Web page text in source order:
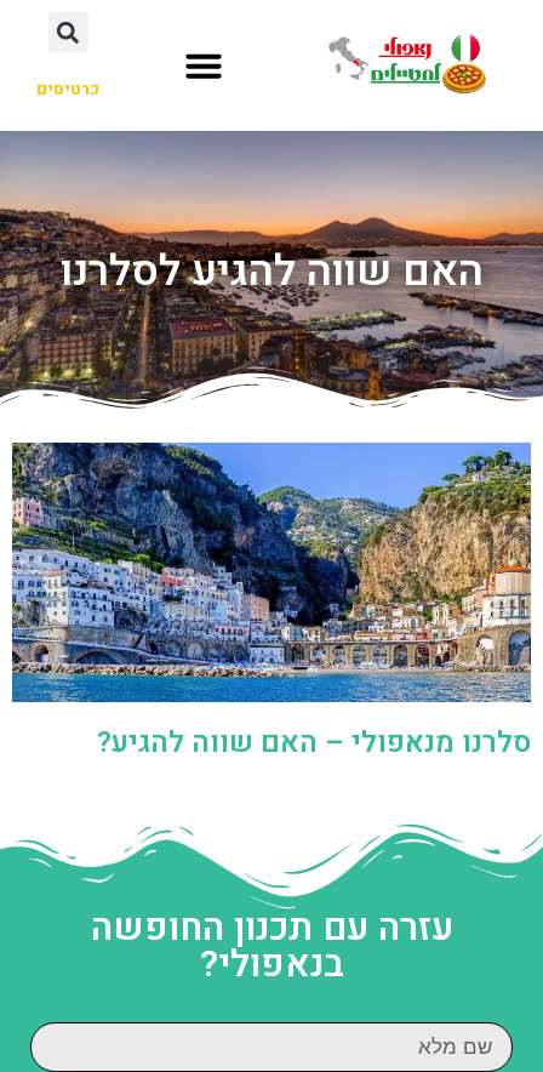
כרטיסים
האם שווה להגיע לסלרנו
סלרנו מנאפולי – האם שווה להגיע?
עזרה עם תכנון החופשה
בנאפולי?